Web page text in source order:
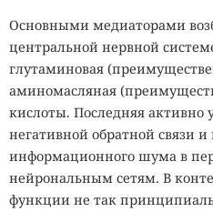
Основными медиаторами
центральной нервной
глутаминовая
аминомасляная
кислоты. Последняя активно
негативной обратной связи
информационного шума в
нейрональным сетям. В
функции не так